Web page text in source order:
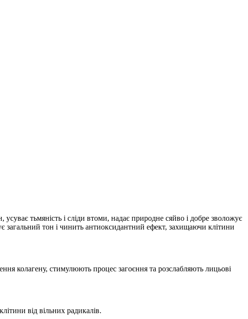
усуває тьмяність і сліди втоми, надає природне сяйво і добре зволожує
загальний тон і чинить антиоксидантний ефект, захищаючи клітини
колагену, стимулюють процес загоєння та розслабляють лицьові
від вільних радикалів.